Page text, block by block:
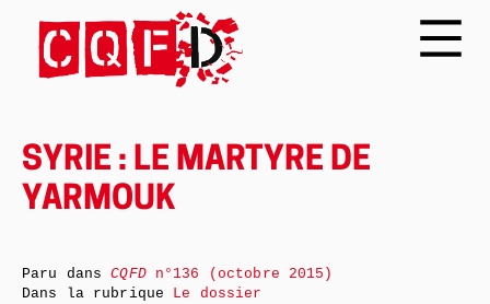
SYRIE : LE MARTYRE DE
YARMOUK
Paru dansCQFDn°136 (octobre 2015)
Dans la rubrique Le dossier